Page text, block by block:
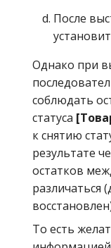
После
Однако при
соблюдать
статуса
к снятию
результате
остатков
различаться
То есть